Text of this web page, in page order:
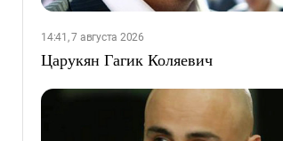
14:41, 7 августа 2026
Царукян Гагик Коляевич